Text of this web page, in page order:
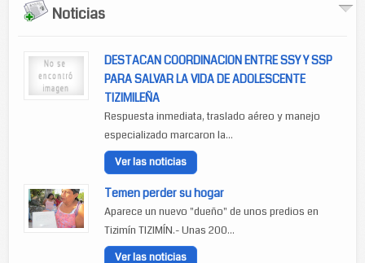
Noticias
DESTACAN COORDINACION ENTRE SSY Y SSP
PARA SALVAR LA VIDA DE ADOLESCENTE
TIZIMILEÑA
Respuesta inmediata, traslado aéreo y manejo
especializado marcaron la...
Ver las noticias
Temen perder su hogar
Aparece un nuevo "dueño" de unos predios en
Tizimín TIZIMÍN.- Unas 200...
Ver las noticias